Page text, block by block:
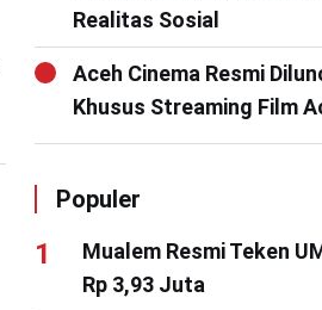
Realitas Sosial
Aceh Cinema Resmi
Khusus Streaming Film
Populer
Mualem Resmi Teken
Rp 3,93 Juta